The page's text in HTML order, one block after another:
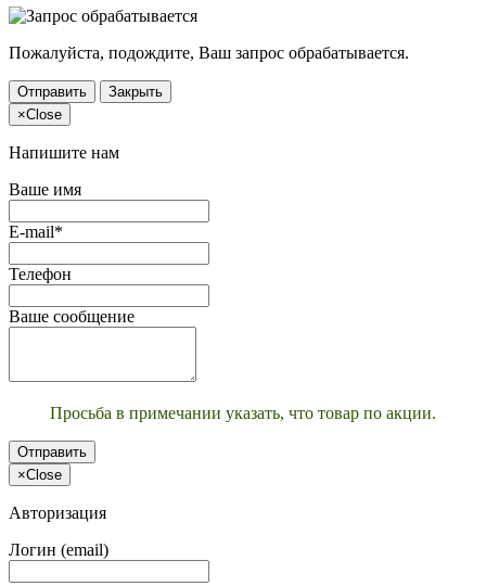
Пожалуйста, подождите, Ваш запрос обрабатывается.
Отправить
Закрыть
×Close
Напишите нам
Ваше имя
E-mail*
Телефон
Ваше сообщение
Просьба в примечании указать, что товар по акции.
Отправить
×Close
Авторизация
Логин (email)